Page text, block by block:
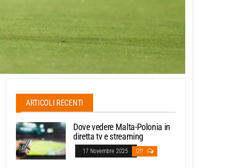
ARTICOLI RECENTI
Dove vedere Malta-Polonia in
diretta tv e streaming
17 Novembre 2025 Off